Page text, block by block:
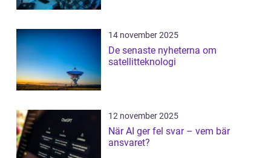
14 november 2025
De senaste nyheterna om
satellitteknologi
12 november 2025
När AI ger fel svar – vem bär
ansvaret?